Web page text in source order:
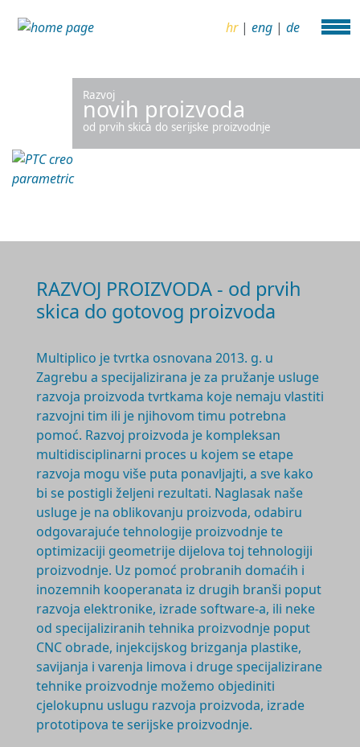
hr| eng | de
Razvoj
novih proizvoda
od prvih skica do serijske proizvodnje
RAZVOJ PROIZVODA - od prvih
skica do gotovog proizvoda
Multiplico je tvrtka osnovana 2013. g. u
Zagrebu a specijalizirana je za pružanje usluge
razvoja proizvoda tvrtkama koje nemaju vlastiti
razvojni tim ili je njihovom timu potrebna
pomoć. Razvoj proizvoda je kompleksan
multidisciplinarni proces u kojem se etape
razvoja mogu više puta ponavljajti, a sve kako
bi se postigli željeni rezultati. Naglasak naše
usluge je na oblikovanju proizvoda, odabiru
odgovarajuće tehnologije proizvodnje te
optimizaciji geometrije dijelova toj tehnologiji
proizvodnje. Uz pomoć probranih domaćih i
inozemnih kooperanata iz drugih branši poput
razvoja elektronike, izrade software-a, ili neke
od specijaliziranih tehnika proizvodnje poput
CNC obrade, injekcijskog brizganja plastike,
savijanja i varenja limova i druge specijalizirane
tehnike proizvodnje možemo objediniti
cjelokupnu uslugu razvoja proizvoda, izrade
prototipova te serijske proizvodnje.